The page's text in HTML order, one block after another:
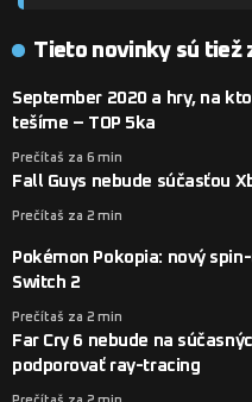
Tieto novinky sú tiež
September 2020 a hry, na
tešíme – TOP 5ka
Prečítaš za 6 min
Fall Guys nebude súčasťou
Prečítaš za 2 min
Pokémon Pokopia: nový
Switch 2
Prečítaš za 2 min
Far Cry 6 nebude na
podporovať ray-tracing